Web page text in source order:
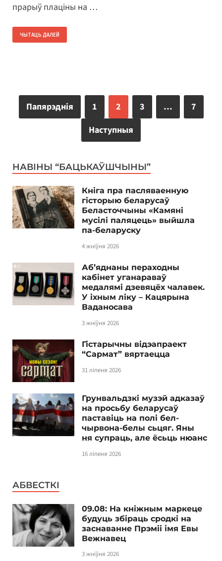
прарыў плаціны на …
ЧЫТАЦЬ ДАЛЕЙ
Папярэднія 1 2 3 …
7
Наступныя
НАВІНЫ “БАЦЬКАЎШЧЫНЫ”
Кніга пра пасляваенную
гісторыю беларусаў
Беласточчыны «Камяні
мусілі паляцець» выйшла
па-беларуску
4 жніўня 2026
Аб’яднаны пераходны
кабінет уганараваў
медалямі дзевяцёх чалавек.
У іхным ліку – Кацярына
Ваданосава
3 жніўня 2026
Гістарычны відэапраект
“Сармат” вяртаецца
31 ліпеня 2026
Грунвальдзкі музэй адказаў
на просьбу беларусаў
паставіць на полі бел-
чырвона-белы сьцяг. Яны
ня супраць, але ёсьць нюанс
16 ліпеня 2026
АБВЕСТКІ
09.08: На кніжным маркеце
будуць збіраць сродкі на
заснаванне Прэміі імя Евы
Вежнавец
3 жніўня 2026